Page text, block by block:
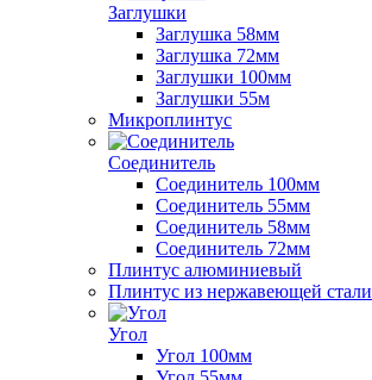
Заглушки
Заглушка 58мм
Заглушка 72мм
Заглушки 100мм
Заглушки 55м
Микроплинтус
Соединитель
Соединитель 100мм
Соединитель 55мм
Соединитель 58мм
Соединитель 72мм
Плинтус алюминиевый
Плинтус из нержавеющей стали
Угол
Угол 100мм